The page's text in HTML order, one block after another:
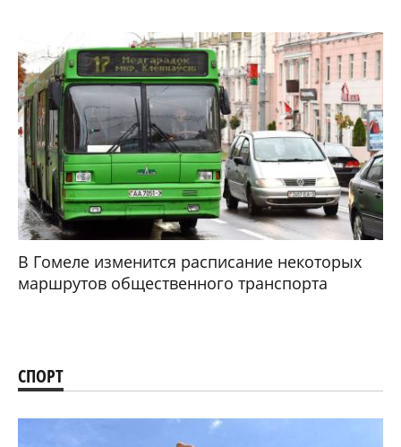
В Гомеле изменится расписание некоторых
маршрутов общественного транспорта
СПОРТ